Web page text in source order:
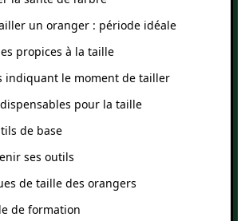
un oranger : période idéale
propices à la taille
indiquant le moment de tailler
pour la taille
de base
ses outils
de taille des orangers
de formation